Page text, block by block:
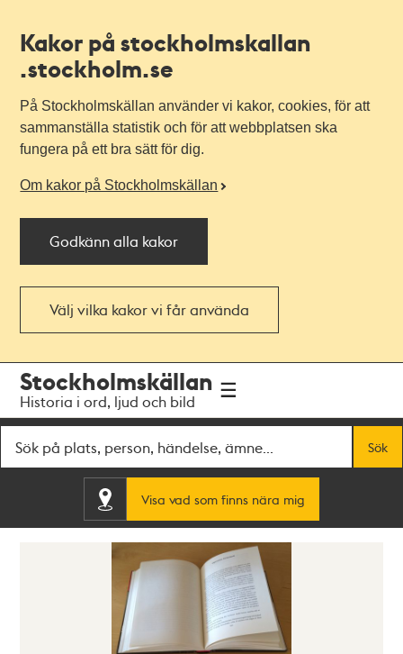
Kakor på stockholmskallan
.stockholm.se
På Stockholmskällan använder vi kakor, cookies, för att
sammanställa statistik och för att webbplatsen ska
fungera på ett bra sätt för dig.
Om kakor på Stockholmskällan
Godkänn alla kakor
Välj vilka kakor vi får använda
navigationen
huvudinnehållet
Stockholmskällan
Historia i ord, ljud och bild
Sök
Visa vad som finns nära mig